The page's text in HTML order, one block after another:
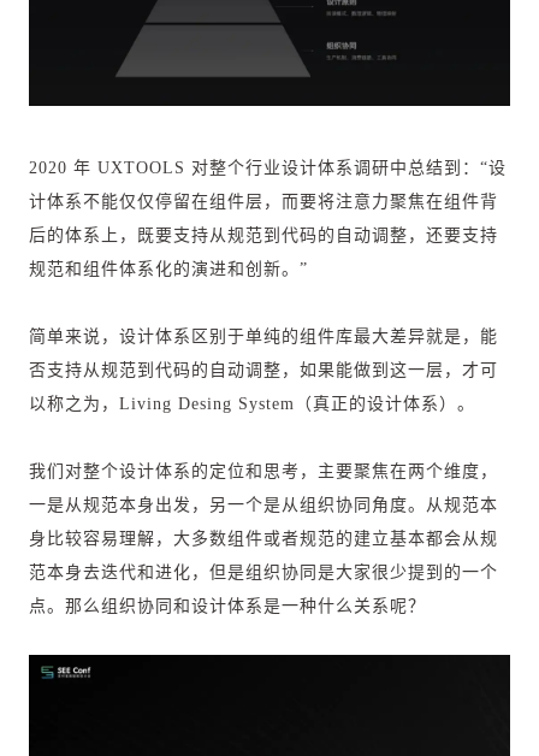
2020 年 UXTOOLS 对整个行业设计体系调研中总结到：“设
计体系不能仅仅停留在组件层，而要将注意力聚焦在组件背
后的体系上，既要支持从规范到代码的自动调整，还要支持
规范和组件体系化的演进和创新。”
简单来说，设计体系区别于单纯的组件库最大差异就是，能
否支持从规范到代码的自动调整，如果能做到这一层，才可
以称之为，Living Desing System（真正的设计体系）。
我们对整个设计体系的定位和思考，主要聚焦在两个维度，
一是从规范本身出发，另一个是从组织协同角度。从规范本
身比较容易理解，大多数组件或者规范的建立基本都会从规
范本身去迭代和进化，但是组织协同是大家很少提到的一个
点。那么组织协同和设计体系是一种什么关系呢？